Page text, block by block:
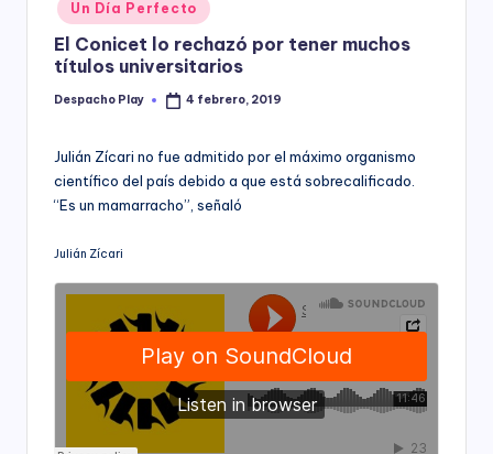
y
in
Un Día Perfecto
El Conicet lo rechazó por tener muchos
títulos universitarios
Posted
Despacho Play 4 febrero, 2019
Julián Zícari no fue admitido por el máximo organismo
científico del país debido a que está sobrecalificado.
“Es un mamarracho”, señaló
Julián Zícari